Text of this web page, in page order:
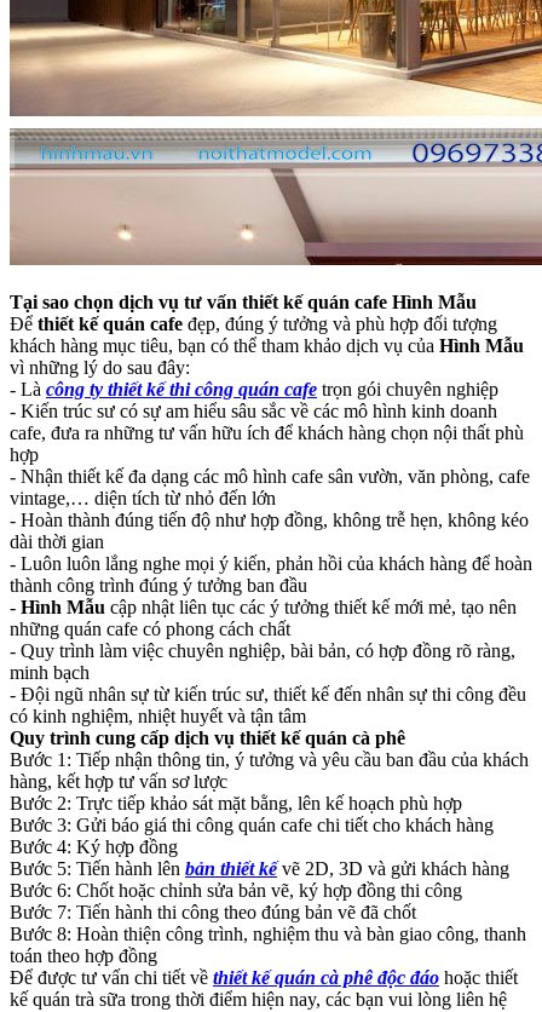
Tại sao chọn dịch vụ tư vấn thiết kế quán cafe Hình Mẫu
Để thiết kế quán cafe đẹp, đúng ý tưởng và phù hợp đối tượng
khách hàng mục tiêu, bạn có thể tham khảo dịch vụ của Hình Mẫu
vì những lý do sau đây:
- Là công ty thiết kế thi công quán cafe trọn gói chuyên nghiệp
- Kiến trúc sư có sự am hiểu sâu sắc về các mô hình kinh doanh
cafe, đưa ra những tư vấn hữu ích để khách hàng chọn nội thất phù
hợp
- Nhận thiết kế đa dạng các mô hình cafe sân vườn, văn phòng, cafe
vintage,… diện tích từ nhỏ đến lớn
- Hoàn thành đúng tiến độ như hợp đồng, không trễ hẹn, không kéo
dài thời gian
- Luôn luôn lắng nghe mọi ý kiến, phản hồi của khách hàng để hoàn
thành công trình đúng ý tưởng ban đầu
- Hình Mẫu cập nhật liên tục các ý tưởng thiết kế mới mẻ, tạo nên
những quán cafe có phong cách chất
- Quy trình làm việc chuyên nghiệp, bài bản, có hợp đồng rõ ràng,
minh bạch
- Đội ngũ nhân sự từ kiến trúc sư, thiết kế đến nhân sự thi công đều
có kinh nghiệm, nhiệt huyết và tận tâm
Quy trình cung cấp dịch vụ thiết kế quán cà phê
Bước 1: Tiếp nhận thông tin, ý tưởng và yêu cầu ban đầu của khách
hàng, kết hợp tư vấn sơ lược
Bước 2: Trực tiếp khảo sát mặt bằng, lên kế hoạch phù hợp
Bước 3: Gửi báo giá thi công quán cafe chi tiết cho khách hàng
Bước 4: Ký hợp đồng
Bước 5: Tiến hành lên bản thiết kếvẽ 2D, 3D và gửi khách hàng
Bước 6: Chốt hoặc chỉnh sửa bản vẽ, ký hợp đồng thi công
Bước 7: Tiến hành thi công theo đúng bản vẽ đã chốt
Bước 8: Hoàn thiện công trình, nghiệm thu và bàn giao công, thanh
toán theo hợp đồng
Để được tư vấn chi tiết về thiết kế quán cà phê độc đáo hoặc thiết
kế quán trà sữa trong thời điểm hiện nay, các bạn vui lòng liên hệ